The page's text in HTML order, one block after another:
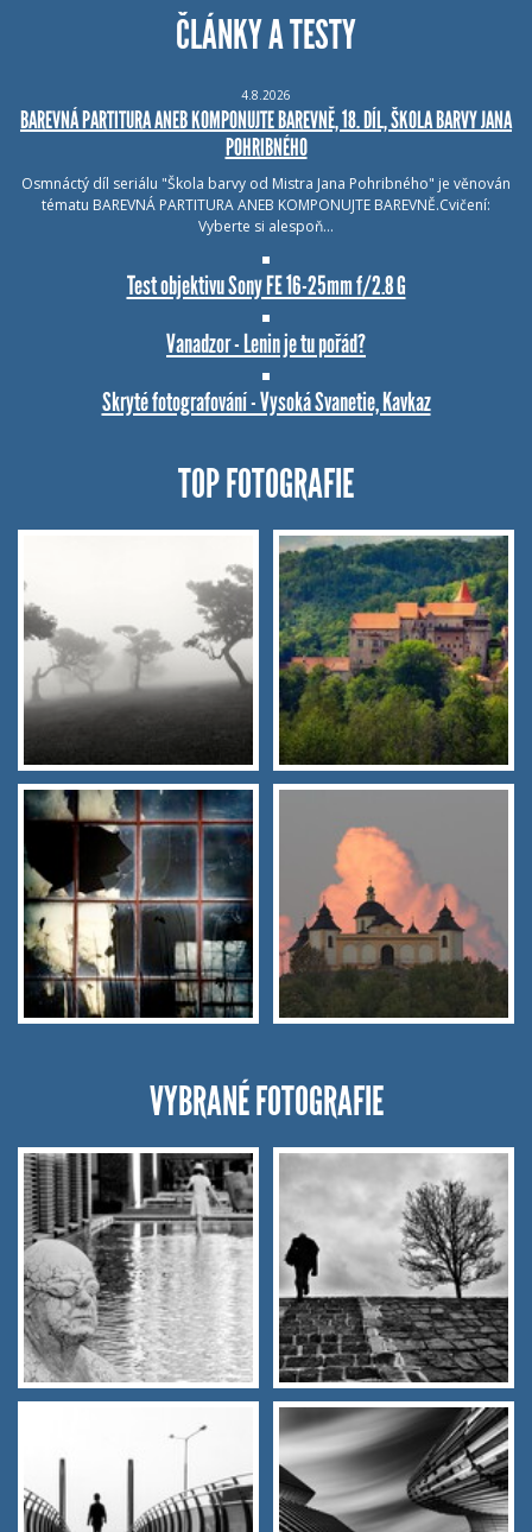
ČLÁNKY A TESTY
4.8.2026
BAREVNÁ PARTITURA ANEB KOMPONUJTE BAREVNĚ, 18. DÍL, ŠKOLA BARVY JANA
POHRIBNÉHO
Osmnáctý díl seriálu "Škola barvy od Mistra Jana Pohribného" je věnován
tématu BAREVNÁ PARTITURA ANEB KOMPONUJTE BAREVNĚ.Cvičení:
Vyberte si alespoň…
Test objektivu Sony FE 16-25mm f/2.8 G
Vanadzor - Lenin je tu pořád?
Skryté fotografování - Vysoká Svanetie, Kavkaz
TOP FOTOGRAFIE
VYBRANÉ FOTOGRAFIE